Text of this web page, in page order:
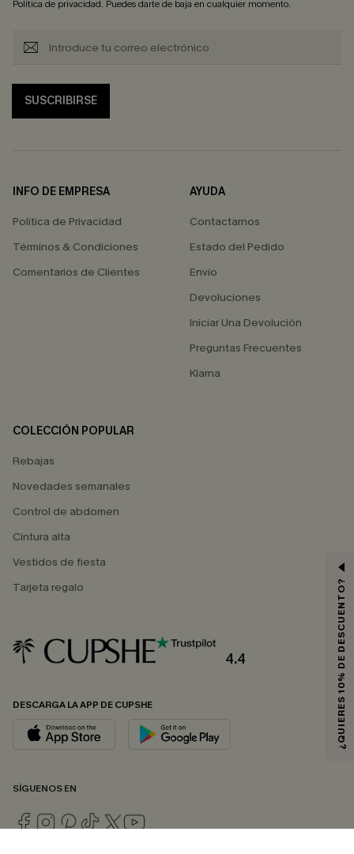
Política de privacidad. Puedes darte de baja en cualquier momento.
SUSCRIBIRSE
INFO DE EMPRESA
Política de Privacidad
Términos & Condiciones
Comentarios de Clientes
AYUDA
Contactarnos
Estado del Pedido
Envío
Devoluciones
Iniciar Una Devolución
Preguntas Frecuentes
Klarna
COLECCIÓN POPULAR
Rebajas
Novedades semanales
Control de abdomen
Cintura alta
Vestidos de fiesta
Tarjeta regalo
4.4
DESCARGA LA APP DE CUPSHE
SÍGUENOS EN
¿QUIERES 10% DE DESCUENTO?